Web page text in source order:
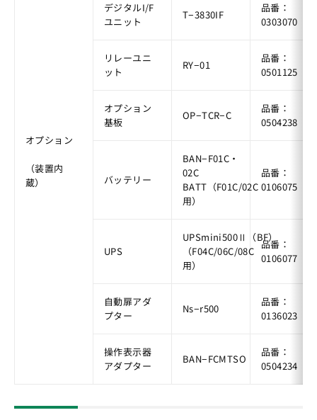
オプション
（装置内
蔵）
デジタルI/F
ユニット
T−3830IF
品番：
0303070
リレーユニ
ット
RY−01
品番：
0501125
オプション
基板
OP−TCR−C
品番：
0504238
バッテリー
BAN−F01C・
02C
BATT（F01C/02C
用）
品番：
0106075
UPS
UPSmini500Ⅱ（BF）
（F04C/06C/08C
用）
品番：
0106077
自動扉アダ
プター
Ns−r500
品番：
0136023
操作表示器
アダプター
BAN−FCMTSO
品番：
0504234